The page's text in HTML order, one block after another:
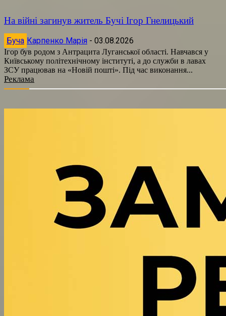
На війні загинув житель Бучі Ігор Гнелицький
Буча Карпенко Марія - 03.08.2026
Ігор був родом з Антрацита Луганської області. Навчався у
Київському політехнічному інституті, а до служби в лавах
ЗСУ працював на «Новій пошті». Під час виконання...
Реклама